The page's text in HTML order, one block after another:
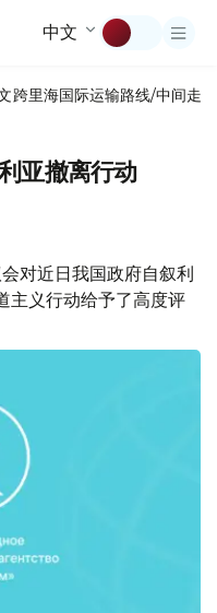
中文
跨里海国际运输路线/中间走廊
亚撤离行动
对近日我国政府自叙利
主义行动给予了高度评